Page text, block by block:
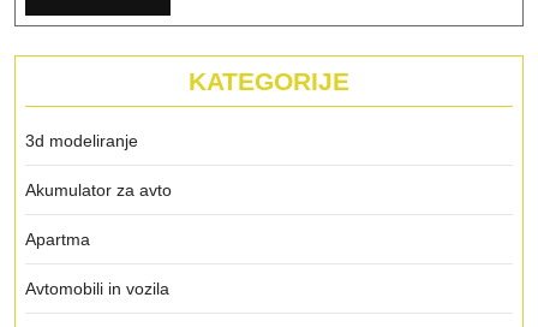
KATEGORIJE
3d modeliranje
Akumulator za avto
Apartma
Avtomobili in vozila